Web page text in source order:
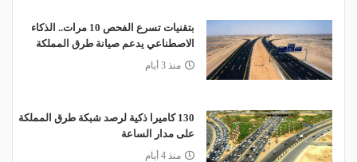
بتقنيات تسرع الفحص 10 مرات.. الذكاء
الاصطناعي يدعم صيانة طرق المملكة
منذ 3 أيام
130 كاميرا ذكية لرصد شبكة طرق المملكة
على مدار الساعة
منذ 4 أيام